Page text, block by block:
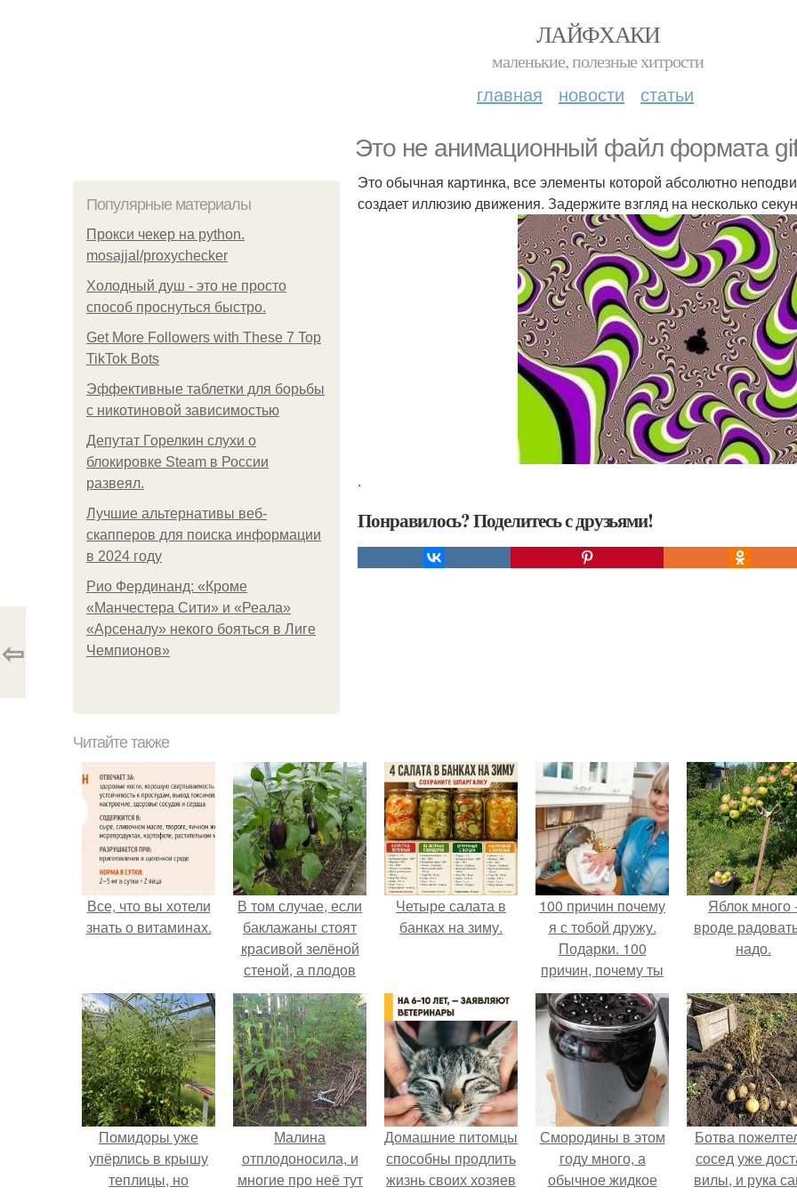
ЛАЙФХАКИ
маленькие, полезные хитрости
главная новости статьи
Это не анимационный файл формата
Популярные материалы
Прокси чекер на python.
mosajjal/proxychecker
Холодный душ - это не просто
способ проснуться быстро.
Get More Followers with These 7 Top
TikTok Bots
Эффективные таблетки для борьбы
с никотиновой зависимостью
Депутат Горелкин слухи о
блокировке Steam в России
развеял.
Лучшие альтернативы веб-
скапперов для поиска информации
в 2024 году
Рио Фердинанд: «Кроме
«Манчестера Сити» и «Реала»
«Арсеналу» некого бояться в Лиге
Чемпионов»
Это обычная картинка, все элементы которой абсолютно
создает иллюзию движения. Задержите взгляд на несколько
.
Понравилось? Поделитесь с друзьями!
⇦
Читайте также
Все, что вы хотели
знать о витаминах.
В том случае, если
баклажаны стоят
красивой зелёной
стеной, а плодов
почти не видно -
радоваться тут
нечему.
Четыре салата в
банках на зиму.
100 причин почему
я с тобой дружу.
Подарки. 100
причин, почему ты
моя лучшая
подруга.
Яблок много
вроде
надо.
Помидоры уже
упёрлись в крышу
теплицы, но
Малина
отплодоносила, и
многие про неё тут
Домашние питомцы
способны продлить
жизнь своих хозяев
Смородины в этом
году много, а
обычное жидкое
Ботва
сосед уже
вилы, и рука